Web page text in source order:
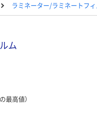
ラミネーター/ラミネートフ
ム
最高値）